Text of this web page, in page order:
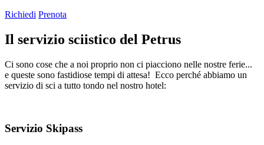
Richiedi Prenota
Il servizio sciistico del Petrus
Ci sono cose che a noi proprio non ci piacciono nelle nostre ferie...
e queste sono fastidiose tempi di attesa! Ecco perché abbiamo un
servizio di sci a tutto tondo nel nostro hotel:
Servizio Skipass